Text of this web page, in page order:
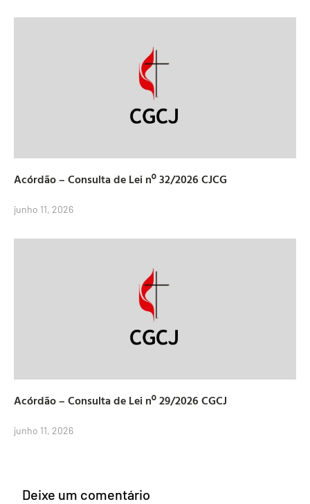
Acórdão – Consulta de Lei nº 32/2026 CJCG
junho 11, 2026
Acórdão – Consulta de Lei nº 29/2026 CGCJ
junho 11, 2026
Deixe um comentário